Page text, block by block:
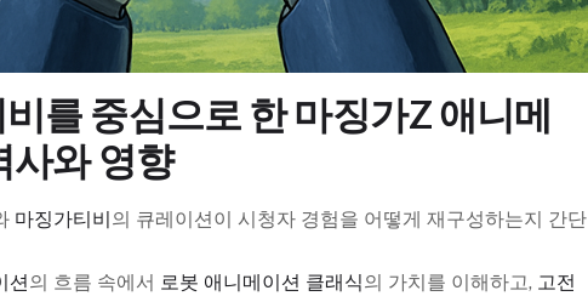
를 중심으로 한 마징가Z 애니메
사와 영향
마징가티비 의 큐레이션이 시청자 경험을 어떻게 재구성하는지 간단
션의 흐름 속에서 로봇 애니메이션 클래식의 가치를 이해하고, 고전